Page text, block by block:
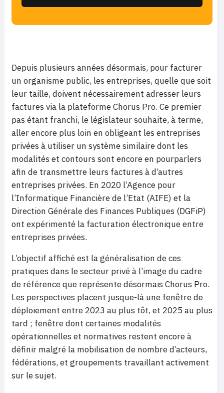
Depuis plusieurs années désormais, pour facturer
un organisme public, les entreprises, quelle que soit
leur taille, doivent nécessairement adresser leurs
factures via la plateforme Chorus Pro. Ce premier
pas étant franchi, le législateur souhaite, à terme,
aller encore plus loin en obligeant les entreprises
privées à utiliser un système similaire dont les
modalités et contours sont encore en pourparlers
afin de transmettre leurs factures à d’autres
entreprises privées. En 2020 l’Agence pour
l’Informatique Financière de l’Etat (AIFE) et la
Direction Générale des Finances Publiques (DGFiP)
ont expérimenté la facturation électronique entre
entreprises privées.
L’objectif affiché est la généralisation de ces
pratiques dans le secteur privé à l’image du cadre
de référence que représente désormais Chorus Pro.
Les perspectives placent jusque-là une fenêtre de
déploiement entre 2023 au plus tôt, et 2025 au plus
tard ; fenêtre dont certaines modalités
opérationnelles et normatives restent encore à
définir malgré la mobilisation de nombre d’acteurs,
fédérations, et groupements travaillant activement
sur le sujet.